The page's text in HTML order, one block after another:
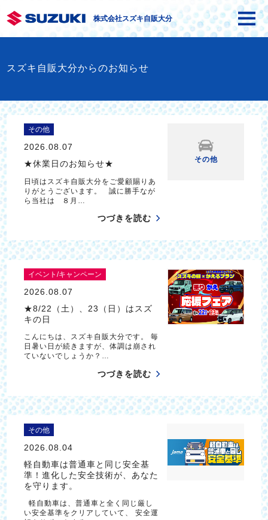
株式会社スズキ自販大分
スズキ自販大分からのお知らせ
その他
2026.08.07
★休業日のお知らせ★
日頃はスズキ自販大分をご愛顧賜りあ
りがとうございます。 誠に勝手なが
ら当社は ８月…
つづきを読む
その他
イベント/キャンペーン
2026.08.07
★8/22（土）、23（日）はスズ
キの日
こんにちは、スズキ自販大分です。 毎
日暑い日が続きますが、体調は崩され
ていないでしょうか？…
つづきを読む
その他
2026.08.04
軽自動車は普通車と同じ安全基
準！進化した安全技術が、あなた
を守ります。
軽自動車は、普通車と全く同じ厳し
い安全基準をクリアしていて、 安全運